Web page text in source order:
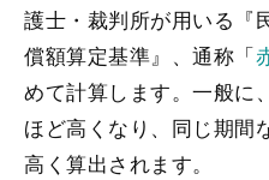
護士・裁判所が用いる『
償額算定基準』、通称「
めて計算します。一般に
ほど高くなり、同じ期間
高く算出されます。